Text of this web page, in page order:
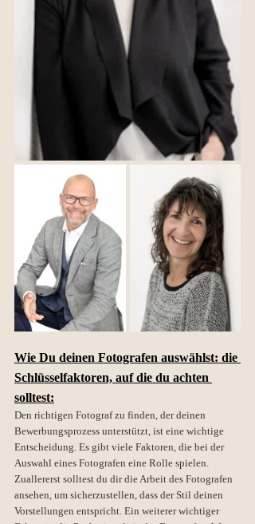
Wie Du deinen Fotografen auswählst: die
Schlüsselfaktoren, auf die du achten
solltest:
Den richtigen Fotograf zu finden, der deinen
Bewerbungsprozess unterstützt, ist eine wichtige
Entscheidung. Es gibt viele Faktoren, die bei der
Auswahl eines Fotografen eine Rolle spielen.
Zuallererst solltest du dir die Arbeit des Fotografen
ansehen, um sicherzustellen, dass der Stil deinen
Vorstellungen entspricht. Ein weiterer wichtiger